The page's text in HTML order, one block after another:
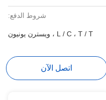
شروط الدفع:
L / C ، T / T ، ويسترن يونيون
اتصل الآن